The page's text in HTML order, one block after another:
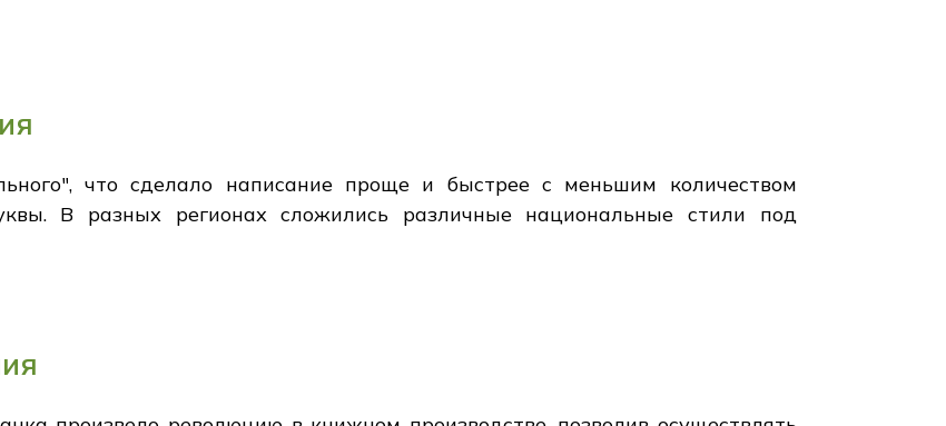
что сделало написание проще и быстрее с меньшим количеством
В разных регионах сложились различные национальные стили под